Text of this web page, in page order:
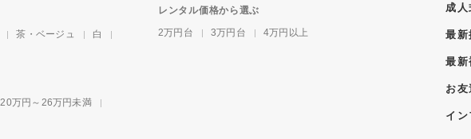
茶・ベージュ
白
20万円～26万円未満
レンタル価格から選ぶ
2万円台
3万円台 4万円以上
成
最
最
お
イ